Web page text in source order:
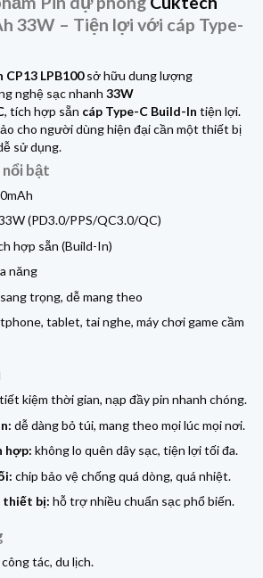
33W – Tiện lợi với cáp Type-
CP13 LPB100sở hữu dung lượng
nghệ sạc nhanh 33W
, tích hợp sẵn cáp Type-C Build-In tiện lợi.
cho người dùng hiện đại cần một thiết bị
sử dụng.
bật
(PD3.0/PPS/QC3.0/QC)
hợp sẵn (Build-In)
năng
trọng, dễ mang theo
tablet, tai nghe, máy chơi game cầm
tiết kiệm thời gian, nạp đầy pin nhanh chóng.
dễ dàng bỏ túi, mang theo mọi lúc mọi nơi.
hợp: không lo quên dây sạc, tiện lợi tối đa.
chip bảo vệ chống quá dòng, quá nhiệt.
thiết bị: hỗ trợ nhiều chuẩn sạc phổ biến.
tác, du lịch.